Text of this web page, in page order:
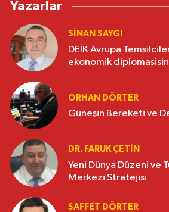
Yazarlar
SINAN SAYGI
DEİK Avrupa
ekonomik
ORHAN DÖRTER
Güneşin Bereketi ve
DR. FARUK ÇETİN
Yeni Dünya Düzeni ve
Merkezi Stratejisi
SAFFET DÖRTER